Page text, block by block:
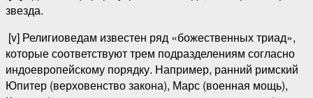
звезда.
[v] Религиоведам известен ряд «божественных триад»,
которые соответствуют трем подразделениям согласно
индоевропейскому порядку. Например, ранний римский
Юпитер (верховенство закона), Марс (военная мощь),